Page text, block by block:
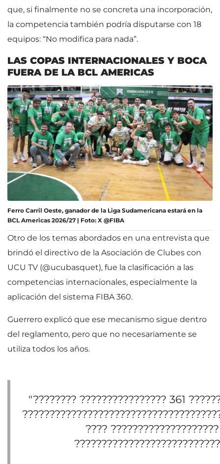
que, si finalmente no se concreta una incorporación,
la competencia también podría disputarse con 18
equipos: “No modifica para nada”.
LAS COPAS INTERNACIONALES Y BOCA
FUERA DE LA BCL AMERICAS
Ferro Carril Oeste, ganador de la Liga Sudamericana estará en la
BCL Americas 2026/27 | Foto: X @FIBA
Otro de los temas abordados en una entrevista que
brindó el directivo de la Asociación de Clubes con
UCU TV (@ucubasquet), fue la clasificación a las
competencias internacionales, especialmente la
aplicación del sistema FIBA 360.
Guerrero explicó que ese mecanismo sigue dentro
del reglamento, pero que no necesariamente se
utiliza todos los años.
"???????? ???????????????? 361
???? ????????????????????